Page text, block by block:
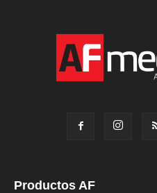
Productos AF